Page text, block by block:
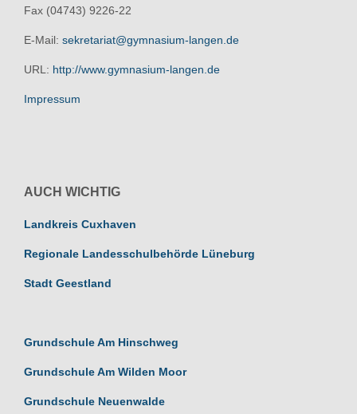
Fax (04743) 9226-22
E-Mail: sekretariat@gymnasium-langen.de
URL: http://www.gymnasium-langen.de
Impressum
AUCH WICHTIG
Landkreis Cuxhaven
Regionale Landesschulbehörde Lüneburg
Stadt Geestland
Grundschule Am Hinschweg
Grundschule Am Wilden Moor
Grundschule Neuenwalde